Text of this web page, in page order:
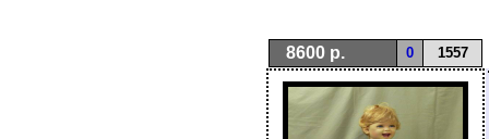
8600 р. 0 1557